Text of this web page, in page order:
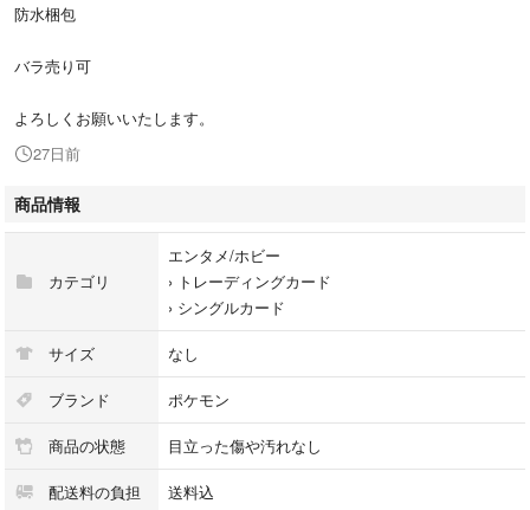
防水梱包
バラ売り可
よろしくお願いいたします。
27日前
商品情報
カテゴリ
エンタメ/ホビー
› トレーディングカード
› シングルカード
サイズ なし
ブランド ポケモン
商品の状態 目立った傷や汚れなし
配送料の負担 送料込